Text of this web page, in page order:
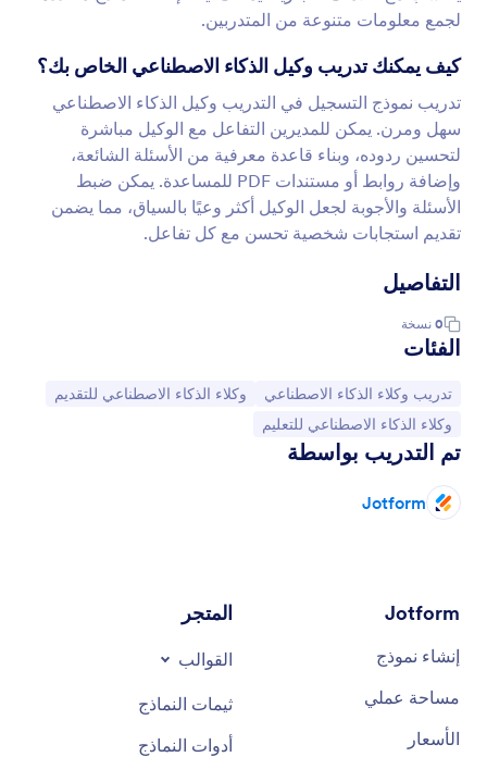
لجمع معلومات متنوعة من المتدربين.
كيف يمكنك تدريب وكيل الذكاء الاصطناعي الخاص بك؟
تدريب نموذج التسجيل في التدريب وكيل الذكاء الاصطناعي
سهل ومرن. يمكن للمديرين التفاعل مع الوكيل مباشرة
لتحسين ردوده، وبناء قاعدة معرفية من الأسئلة الشائعة،
وإضافة روابط أو مستندات PDF للمساعدة. يمكن ضبط
الأسئلة والأجوبة لجعل الوكيل أكثر وعيًا بالسياق، مما يضمن
تقديم استجابات شخصية تحسن مع كل تفاعل.
التفاصيل
0 نسخة
الفئات
انتقل إلى الفئة:
تدريب وكلاء الذكاء الاصطناعي انتقل إلى الفئة:
وكلاء الذكاء الاصطناعي للتقديم
انتقل إلى الفئة:
وكلاء الذكاء الاصطناعي للتعليم
تم التدريب بواسطة
Jotform
Jotform
إنشاء نموذج
مساحة عملي
الأسعار
المتجر
القوالب
ثيمات النماذج
أدوات النماذج